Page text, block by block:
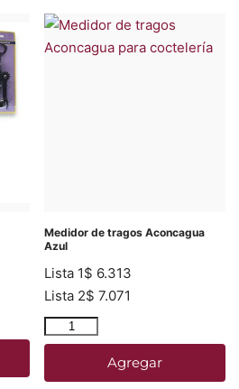
Medidor de tragos Aconcagua
Azul
Lista 1$ 6.313
Lista 2$ 7.071
Agregar